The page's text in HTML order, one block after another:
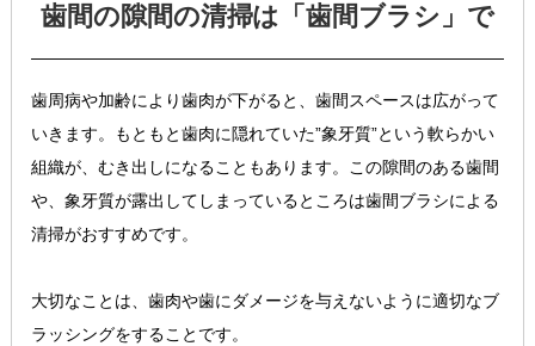
歯間の隙間の清掃は「歯間ブラシ」で
歯周病や加齢により歯肉が下がると、歯間スペースは広がって
いきます。もともと歯肉に隠れていた”象牙質”という軟らかい
組織が、むき出しになることもあります。この隙間のある歯間
や、象牙質が露出してしまっているところは歯間ブラシによる
清掃がおすすめです。
大切なことは、歯肉や歯にダメージを与えないように適切なブ
ラッシングをすることです。